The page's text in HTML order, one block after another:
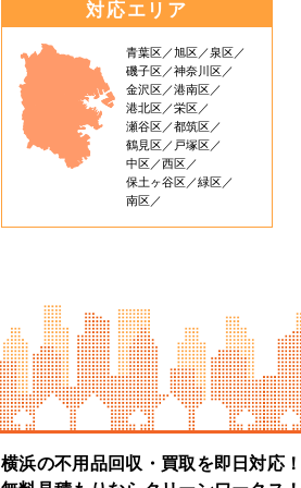
対応エリア
青葉区 旭区
泉区
磯子区
神奈川区
金沢区
港南区
港北区
栄区
瀬谷区
都筑区
鶴見区
戸塚区
中区
西区
保土ヶ谷区
緑区
南区
横浜の不用品回収・買取を即日対応